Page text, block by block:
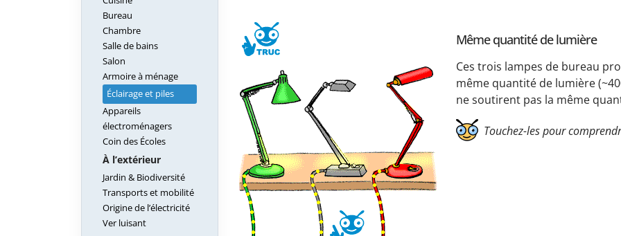
Bureau
Chambre
Salle de bains
Salon
Armoire à ménage
Éclairage et piles
Appareils
électroménagers
Coin des Écoles
À l’extérieur
Jardin & Biodiversité
Transports et mobilité
Origine de l’électricité
Ver luisant
Même quantité de lumière
Ces trois lampes de bureau
même quantité de lumière
ne soutirent pas la même
Touchez-les pour